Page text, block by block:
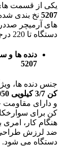
یکی از قسمت
5207 نخ بندی
های آرمیچر
دستگاه تا 220 درجه و در نهایت افزایش طول عمر دستگاه می شوند.
5207
جنس دنده ها،
کن 3/7 کیلویی 1050 وات آروا کد 5207
و دارای مقاومت
کن برای
هنگام کار،
ضد لرزش طراحی
دستگاه می شود.